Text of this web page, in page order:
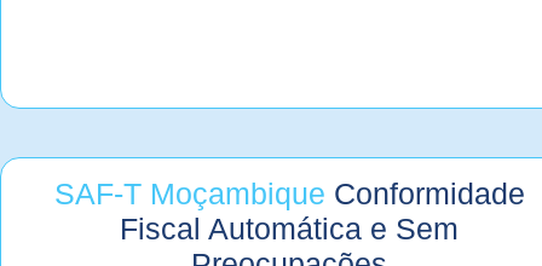
SAF-T Moçambique Conformidade
Fiscal Automática e Sem